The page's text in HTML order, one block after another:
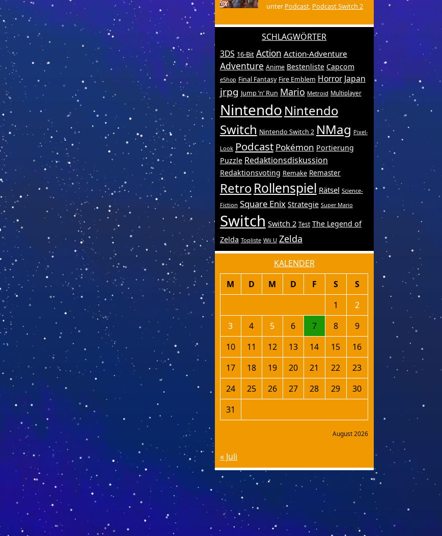
unter Podcast, Podcast Switch 2
SCHLAGWÖRTER
3DS 16-Bit Action Action-Adventure
Adventure Anime Bestenliste Capcom
eShop Final Fantasy Fire Emblem Horror Japan
jrpg Jump ’n’ Run Mario Metroid Multiplayer
Nintendo Nintendo
Switch Nintendo Switch 2 NMag Pixel-
Look Podcast Pokémon Portierung
Puzzle Redaktionsdiskussion
Redaktionsvoting Remake Remaster
RetroRollenspiel Rätsel Science-
Fiction Square Enix Strategie Super Mario
Switch Switch 2 Test The Legend of
Zelda Topliste Wii U Zelda
KALENDER
August 2026
M D M D F S
S
1
2
3
4 5 6 7 8
9
10
11 12 13 14 15
16
17
18 19 20 21 22
23
24
25 26 27 28 29
30
31
« Juli